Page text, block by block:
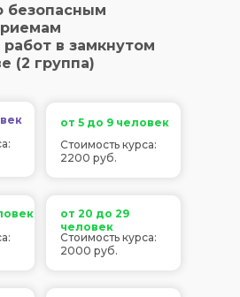
безопасным
в замкнутом
(2 группа)
от 5 до 9 человек
от 20 до 29
человек
Стоимость курса:
2200 руб.
Стоимость курса:
2000 руб.